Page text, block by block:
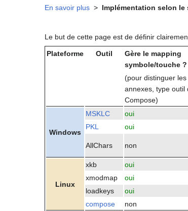
En savoir plus > Implémentation selon
Le but de cette page est de définir
Plateforme Outil
Gère le mapping
symbole/touche ?
(pour distinguer les
annexes, type outil
Compose)
Windows
MSKLC oui
PKL
oui
AllChars non
Linux
xkb oui
xmodmap
oui
loadkeys
oui
compose
non